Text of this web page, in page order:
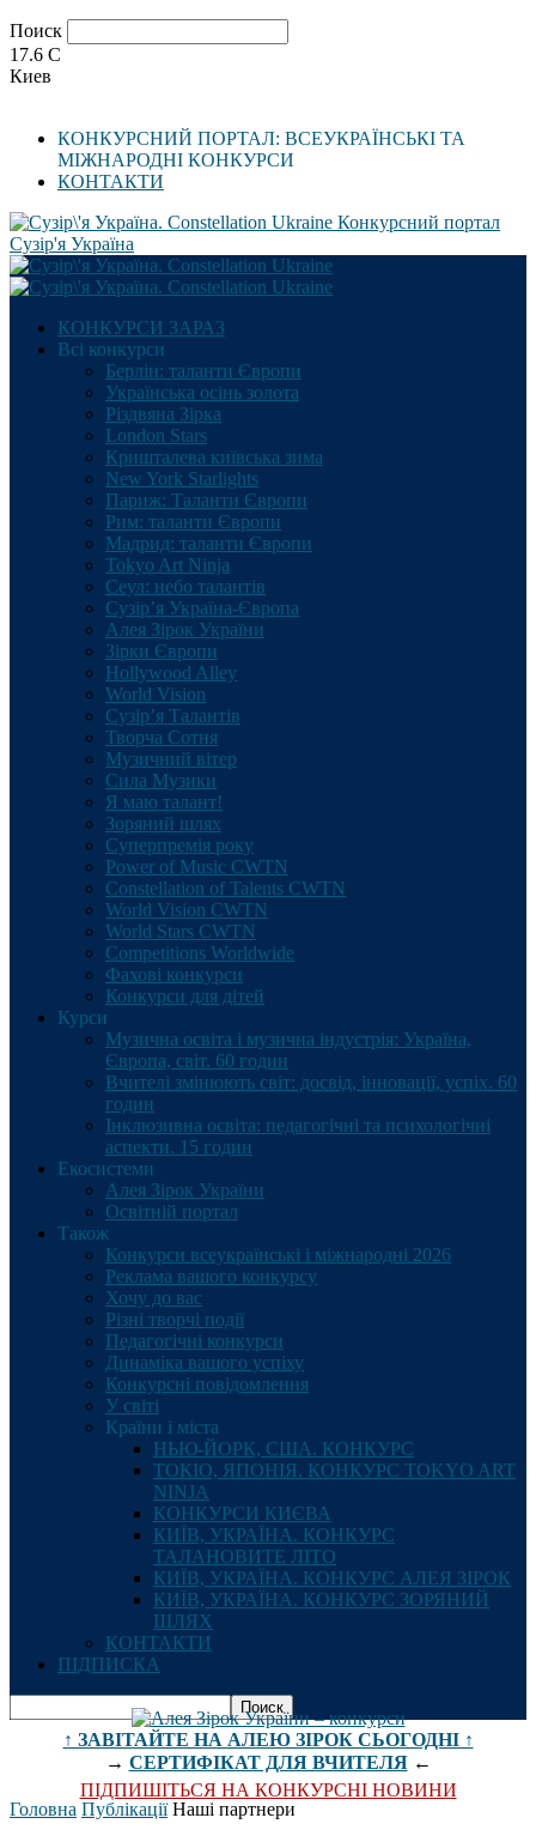
Поиск
17.6 C
Киев
КОНКУРСНИЙ ПОРТАЛ: ВСЕУКРАЇНСЬКІ ТА
МІЖНАРОДНІ КОНКУРСИ
КОНТАКТИ
Конкурсний портал
Сузір'я Україна
КОНКУРСИ ЗАРАЗ
Всі конкурси
Берлін: таланти Європи
Українська осінь золота
Різдвяна Зірка
London Stars
Кришталева київська зима
New York Starlights
Париж: Таланти Європи
Рим: таланти Європи
Мадрид: таланти Європи
Tokyo Art Ninja
Сеул: небо талантів
Сузір’я Україна-Європа
Алея Зірок України
Зірки Європи
Hollywood Alley
World Vision
Сузір’я Талантів
Творча Сотня
Музичний вітер
Сила Музики
Я маю талант!
Зоряний шлях
Суперпремія року
Power of Music CWTN
Constellation of Talents CWTN
World Vision CWTN
World Stars CWTN
Competitions Worldwide
Фахові конкурси
Конкурси для дітей
Курси
Музична освіта і музична індустрія: Україна,
Європа, світ. 60 годин
Вчителі змінюють світ: досвід, інновації, успіх. 60
годин
Інклюзивна освіта: педагогічні та психологічні
аспекти. 15 годин
Екосистеми
Алея Зірок України
Освітній портал
Також
Конкурси всеукраїнські і міжнародні 2026
Реклама вашого конкурсу
Хочу до вас
Різні творчі події
Педагогічні конкурси
Динаміка вашого успіху
Конкурсні повідомлення
У світі
Країни і міста
НЬЮ-ЙОРК, США. КОНКУРС
ТОКІО, ЯПОНІЯ. КОНКУРС TOKYO ART
NINJA
КОНКУРСИ КИЄВА
КИЇВ, УКРАЇНА. КОНКУРС
ТАЛАНОВИТЕ ЛІТО
КИЇВ, УКРАЇНА. КОНКУРС АЛЕЯ ЗІРОК
КИЇВ, УКРАЇНА. КОНКУРС ЗОРЯНИЙ
ШЛЯХ
КОНТАКТИ
ПІДПИСКА
↑ ЗАВІТАЙТЕ НА АЛЕЮ ЗІРОК СЬОГОДНІ ↑
→ СЕРТИФІКАТ ДЛЯ ВЧИТЕЛЯ←
ПІДПИШІТЬСЯ НА КОНКУРСНІ НОВИНИ
Головна Публікації Наші партнери